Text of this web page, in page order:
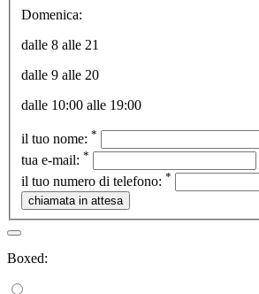
Domenica:
dalle 8 alle 21
dalle 9 alle 20
dalle 10:00 alle 19:00
il tuo nome: *
tua e-mail: *
il tuo numero di telefono: *
Boxed: